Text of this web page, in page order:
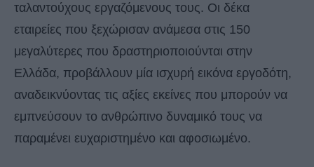
ταλαντούχους εργαζόμενους τους. Οι δέκα
εταιρείες που ξεχώρισαν ανάμεσα στις 150
μεγαλύτερες που δραστηριοποιούνται στην
Ελλάδα, προβάλλουν μία ισχυρή εικόνα εργοδότη,
αναδεικνύοντας τις αξίες εκείνες που μπορούν να
εμπνεύσουν το ανθρώπινο δυναμικό τους να
παραμένει ευχαριστημένο και αφοσιωμένο.